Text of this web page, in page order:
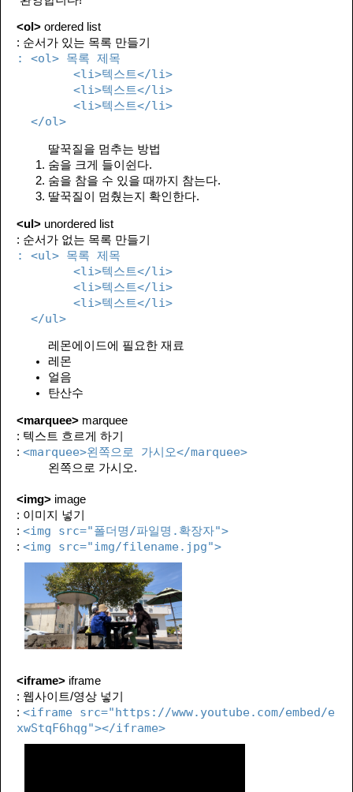
<ol> ordered list
: 순서가 있는 목록 만들기
: <ol> 목록 제목
<li>텍스트</li>
<li>텍스트</li>
<li>텍스트</li>
</ol>
딸꾹질을 멈추는 방법
숨을 크게 들이쉰다.
숨을 참을 수 있을 때까지 참는다.
딸꾹질이 멈췄는지 확인한다.
<ul> unordered list
: 순서가 없는 목록 만들기
: <ul> 목록 제목
<li>텍스트</li>
<li>텍스트</li>
<li>텍스트</li>
</ul>
레몬에이드에 필요한 재료
레몬
얼음
탄산수
<marquee> marquee
: 텍스트 흐르게 하기
: <marquee>왼쪽으로 가시오</marquee>
왼쪽으로 가시오.
<img> image
: 이미지 넣기
: <img src="폴더명/파일명.확장자">
: <img src="img/filename.jpg">
<iframe> iframe
: 웹사이트/영상 넣기
: <iframe src="https://www.youtube.com/embed/e
xwStqF6hqg"></iframe>